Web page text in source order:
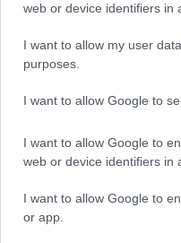
web or device identifiers in
I want to allow my user
purposes.
I want to allow Google to
I want to allow Google to
web or device identifiers in
I want to allow Google to
or app.